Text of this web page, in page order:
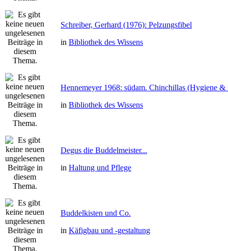
Schreiber, Gerhard (1976): Pelzungsfibel
in Bibliothek des Wissens
Hennemeyer 1968: südam. Chinchillas (Hygiene
in Bibliothek des Wissens
Degus die Buddelmeister...
in Haltung und Pflege
Buddelkisten und Co.
in Käfigbau und -gestaltung